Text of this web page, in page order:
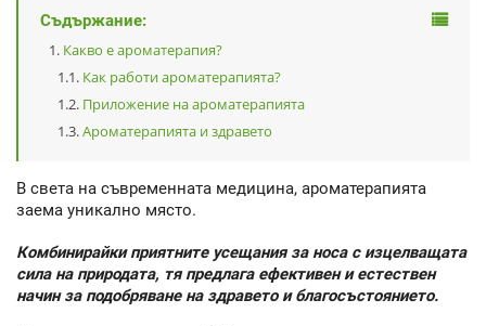
Съдържание:
Какво е ароматерапия?
Как работи ароматерапията?
Приложение на ароматерапията
Ароматерапията и здравето
В света на съвременната медицина, ароматерапията
заема уникално място.
Комбинирайки приятните усещания за носа с изцелващата
сила на природата, тя предлага ефективен и естествен
начин за подобряване на здравето и благосъстоянието.